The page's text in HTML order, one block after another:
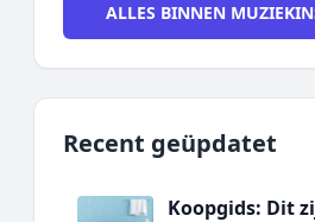
ALLES BINNEN
Recent geüpdatet
Koopgids: Dit